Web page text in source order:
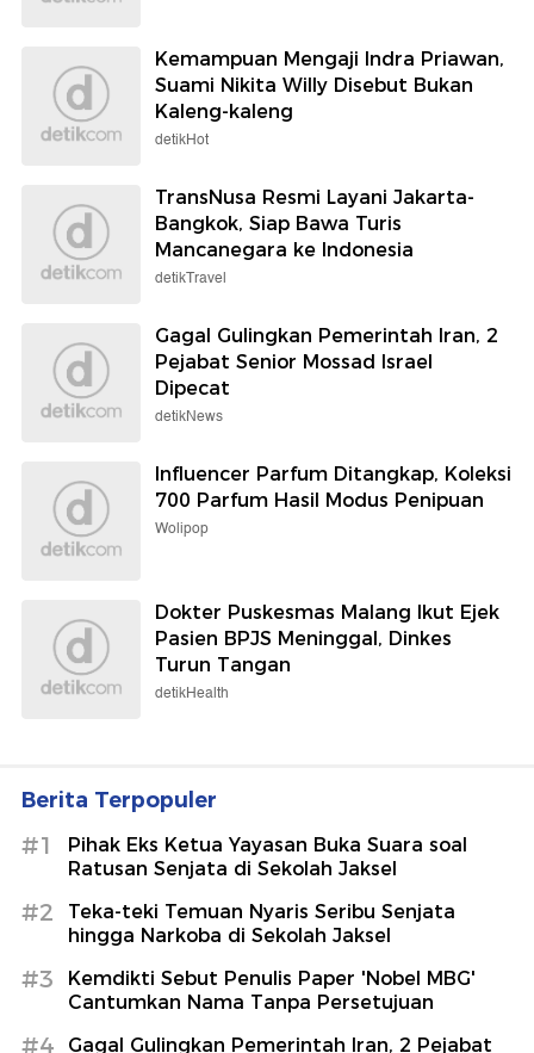
Kemampuan Mengaji Indra Priawan,
Suami Nikita Willy Disebut Bukan
Kaleng-kaleng
detikHot
TransNusa Resmi Layani Jakarta-
Bangkok, Siap Bawa Turis
Mancanegara ke Indonesia
detikTravel
Gagal Gulingkan Pemerintah Iran, 2
Pejabat Senior Mossad Israel
Dipecat
detikNews
Influencer Parfum Ditangkap, Koleksi
700 Parfum Hasil Modus Penipuan
Wolipop
Dokter Puskesmas Malang Ikut Ejek
Pasien BPJS Meninggal, Dinkes
Turun Tangan
detikHealth
Berita Terpopuler
#1
Pihak Eks Ketua Yayasan Buka Suara soal
Ratusan Senjata di Sekolah Jaksel
#2
Teka-teki Temuan Nyaris Seribu Senjata
hingga Narkoba di Sekolah Jaksel
#3
Kemdikti Sebut Penulis Paper 'Nobel MBG'
Cantumkan Nama Tanpa Persetujuan
#4
Gagal Gulingkan Pemerintah Iran, 2 Pejabat